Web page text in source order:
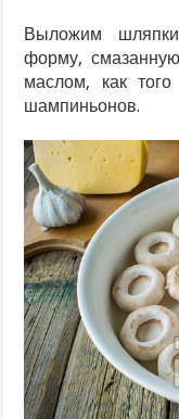
Выложим
форму,
маслом, как
шампиньонов.